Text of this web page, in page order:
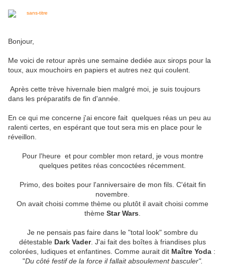
Bonjour,
Me voici de retour après une semaine dediée aux sirops pour la
toux, aux mouchoirs en papiers et autres nez qui coulent.
Après cette trève hivernale bien malgré moi, je suis toujours
dans les préparatifs de fin d'année.
En ce qui me concerne j'ai encore fait quelques réas un peu au
ralenti certes, en espérant que tout sera mis en place pour le
réveillon.
Pour l'heure et pour combler mon retard, je vous montre
quelques petites réas concoctées récemment.
Primo, des boites pour l'anniversaire de mon fils. C'était fin
novembre.
On avait choisi comme thème ou plutôt il avait choisi comme
thème Star Wars.
Je ne pensais pas faire dans le "total look" sombre du
détestable Dark Vader. J'ai fait des boîtes à friandises plus
colorées, ludiques et enfantines. Comme aurait dit Maître Yoda :
"Du côté festif de la force il fallait absoulement basculer".